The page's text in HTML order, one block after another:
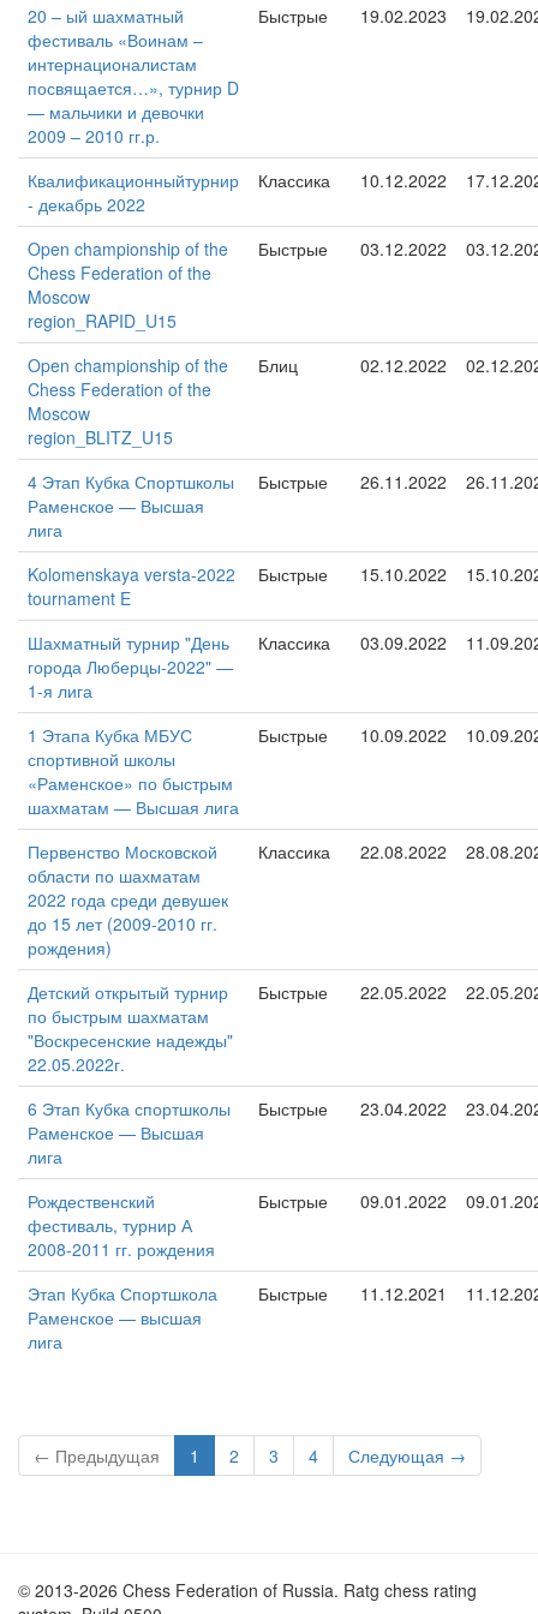
20 – ый шахматный
фестиваль «Воинам –
интернационалистам
посвящается…», турнир D
— мальчики и девочки
2009 – 2010 гг.р.
Быстрые 19.02.2023
Квалификационныйтурнир
- декабрь 2022
Классика 10.12.2022
Open championship of the
Chess Federation of the
Moscow
region_RAPID_U15
Быстрые 03.12.2022
Open championship of the
Chess Federation of the
Moscow
region_BLITZ_U15
Блиц 02.12.2022
4 Этап Кубка Спортшколы
Раменское — Высшая
лига
Быстрые 26.11.2022
Kolomenskaya versta-2022
tournament E
Быстрые 15.10.2022
Шахматный турнир "День
города Люберцы-2022" —
1-я лига
Классика 03.09.2022
1 Этапа Кубка МБУС
спортивной школы
«Раменское» по быстрым
шахматам — Высшая лига
Быстрые 10.09.2022
Первенство Московской
области по шахматам
2022 года среди девушек
до 15 лет (2009-2010 гг.
рождения)
Классика 22.08.2022
Детский открытый турнир
по быстрым шахматам
"Воскресенские надежды"
22.05.2022г.
Быстрые 22.05.2022
6 Этап Кубка спортшколы
Раменское — Высшая
лига
Быстрые 23.04.2022
Рождественский
фестиваль, турнир А
2008-2011 гг. рождения
Быстрые 09.01.2022
Этап Кубка Спортшкола
Раменское — высшая
лига
Быстрые 11.12.2021
← Предыдущая 1 2 3 4 Следующая →
© 2013-2026 Chess Federation of Russia. Ratg chess rating